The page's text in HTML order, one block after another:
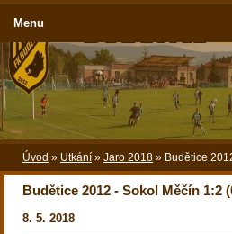
Úvod » Utkání » Jaro 2018 » Budětice
Budětice 2012 - Sokol Měčín 1:2
8. 5. 2018
Menu